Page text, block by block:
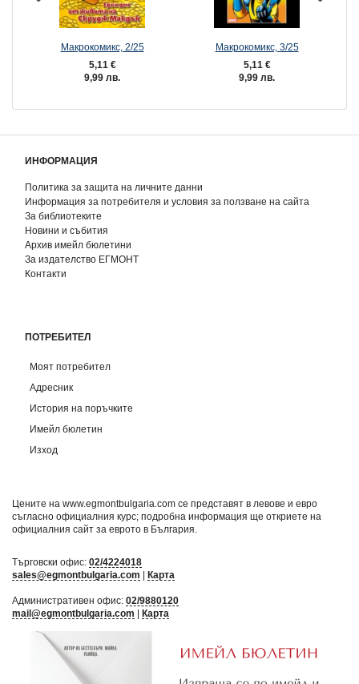
Макрокомикс, 2/25
5,11 €
9,99 лв.
Макрокомикс, 3/25
5,11 €
9,99 лв.
ИНФОРМАЦИЯ
Политика за защита на личните данни
Информация за потребителя и условия за ползване на сайта
За библиотеките
Новини и събития
Архив имейл бюлетини
За издателство ЕГМОНТ
Контакти
ПОТРЕБИТЕЛ
Моят потребител
Адресник
История на поръчките
Имейл бюлетин
Изход
Цените на www.egmontbulgaria.com се представят в левове и евро
съгласно официалния курс; подробна информация ще откриете на
официалния сайт за еврото в България
Търговски офис: 02/4224018
sales@egmontbulgaria.com
Карта
Административен офис: 02/9880120
mail@egmontbulgaria.com
Карта